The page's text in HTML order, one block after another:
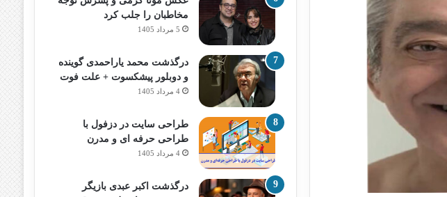
مخاطبان را جلب کرد
5 مرداد 1405
درگذشت محمد یاراحمدی گوینده
و دوبلور پیشکسوت + علت فوت
4 مرداد 1405
طراحی سایت در دزفول با
طراحی حرفه‌ ای و مدرن
4 مرداد 1405
درگذشت اکبر عبدی بازیگر